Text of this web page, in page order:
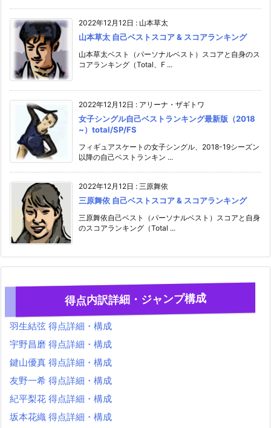
2022年12月12日 : 山本草太
山本草太 自己ベストスコア & スコアランキング
山本草太ベスト（パーソナルベスト）スコアと自身のス
コアランキング（Total、F ...
2022年12月12日 : アリーナ・ザギトワ
女子シングル自己ベストランキング最新版（2018
~）total/SP/FS
フィギュアスケートの女子シングル、2018-19シーズン
以降の自己ベストランキン ...
2022年12月12日 : 三原舞依
三原舞依 自己ベストスコア & スコアランキング
三原舞依自己ベスト（パーソナルベスト）スコアと自身
のスコアランキング（Total ...
得点内訳詳細・ジャンプ構成
羽生結弦 得点詳細・構成
宇野昌磨 得点詳細・構成
鍵山優真 得点詳細・構成
友野一希 得点詳細・構成
紀平梨花 得点詳細・構成
坂本花織 得点詳細・構成